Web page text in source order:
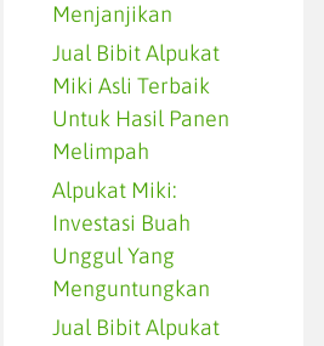
Menjanjikan
Jual Bibit Alpukat
Miki Asli Terbaik
Untuk Hasil Panen
Melimpah
Alpukat Miki:
Investasi Buah
Unggul Yang
Menguntungkan
Jual Bibit Alpukat